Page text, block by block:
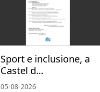
Sport e inclusione, a
Castel d...
05-08-2026